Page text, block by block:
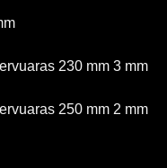
230 mm 3 mm
250 mm 2 mm